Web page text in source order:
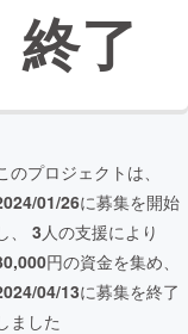
終了
のプロジェクトは、
01/26に募集を開始
、 3人の支援により
円の資金を集め、
04/13に募集を終了
ました